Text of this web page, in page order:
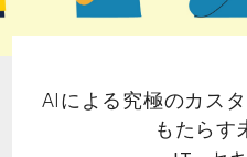
AIによる究極のカス
もたらす